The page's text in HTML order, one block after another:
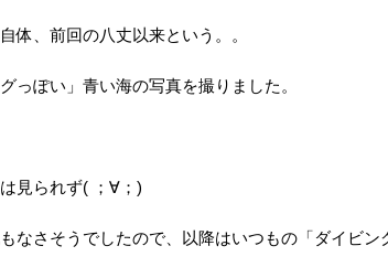
体、前回の八丈以来という。。
っぽい」青い海の写真を撮りました。
見られず( ；∀；)
なさそうでしたので、以降はいつもの「ダイビン